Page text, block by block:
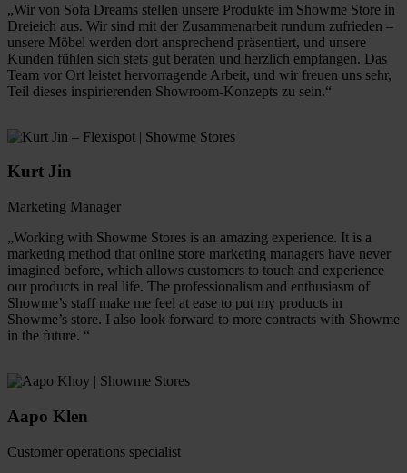
„Wir von Sofa Dreams stellen unsere Produkte im Showme Store in
Dreieich aus. Wir sind mit der Zusammenarbeit rundum zufrieden –
unsere Möbel werden dort ansprechend präsentiert, und unsere
Kunden fühlen sich stets gut beraten und herzlich empfangen. Das
Team vor Ort leistet hervorragende Arbeit, und wir freuen uns sehr,
Teil dieses inspirierenden Showroom-Konzepts zu sein.“
Kurt Jin
Marketing Manager
„Working with Showme Stores is an amazing experience. It is a
marketing method that online store marketing managers have never
imagined before, which allows customers to touch and experience
our products in real life. The professionalism and enthusiasm of
Showme’s staff make me feel at ease to put my products in
Showme’s store. I also look forward to more contracts with Showme
in the future. “
Aapo Klen
Customer operations specialist